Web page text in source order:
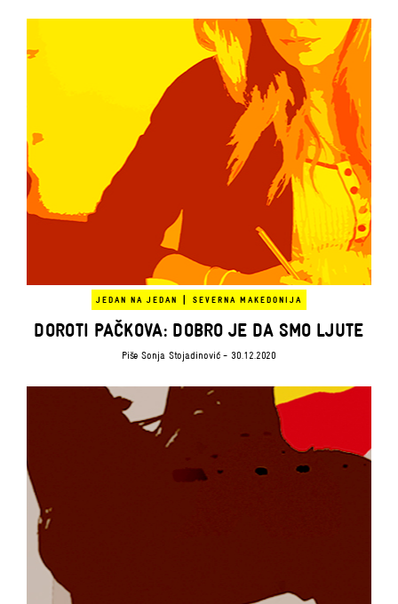
JEDAN NA JEDAN | SEVERNA MAKEDONIJA
DOROTI PAČKOVA: DOBRO JE DA SMO LJUTE
PišeSonja Stojadinović- 30.12.2020